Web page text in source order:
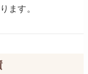
ます。